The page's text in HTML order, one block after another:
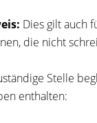
Dies gilt auch
die nicht
Stelle
enthalten: